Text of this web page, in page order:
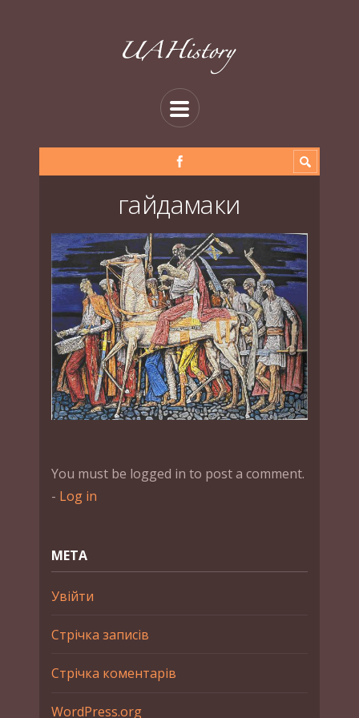
гайдамаки
You must be logged in to post a comment.
- Log in
МЕТА
Увійти
Стрічка записів
Стрічка коментарів
WordPress.org